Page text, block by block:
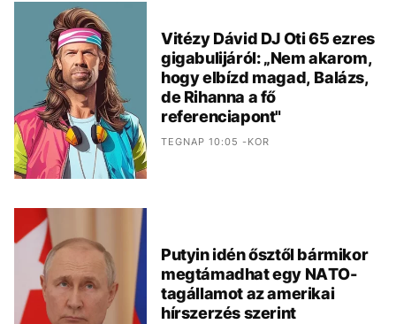
Vitézy Dávid DJ Oti 65 ezres
gigabulijáról: „Nem akarom,
hogy elbízd magad, Balázs,
de Rihanna a fő
referenciapont"
TEGNAP 10:05 -KOR
Putyin idén ősztől bármikor
megtámadhat egy NATO-
tagállamot az amerikai
hírszerzés szerint